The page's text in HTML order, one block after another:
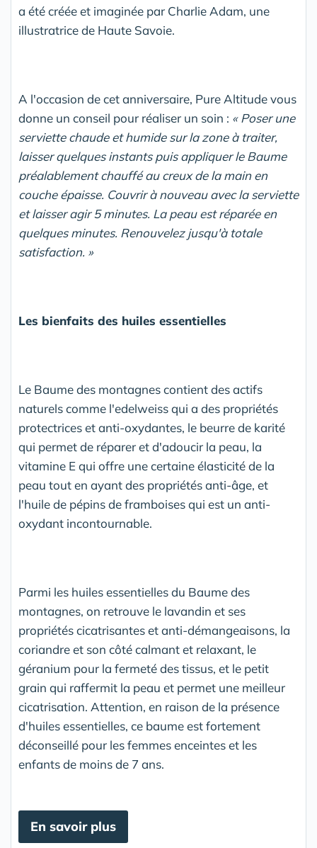
a été créée et imaginée par Charlie Adam, une
illustratrice de Haute Savoie.
A l'occasion de cet anniversaire, Pure Altitude vous
donne un conseil pour réaliser un soin : « Poser une
serviette chaude et humide sur la zone à traiter,
laisser quelques instants puis appliquer le Baume
préalablement chauffé au creux de la main en
couche épaisse. Couvrir à nouveau avec la serviette
et laisser agir 5 minutes. La peau est réparée en
quelques minutes. Renouvelez jusqu'à totale
satisfaction. »
Les bienfaits des huiles essentielles
Le Baume des montagnes contient des actifs
naturels comme l'edelweiss qui a des propriétés
protectrices et anti-oxydantes, le beurre de karité
qui permet de réparer et d'adoucir la peau, la
vitamine E qui offre une certaine élasticité de la
peau tout en ayant des propriétés anti-âge, et
l'huile de pépins de framboises qui est un anti-
oxydant incontournable.
Parmi les huiles essentielles du Baume des
montagnes, on retrouve le lavandin et ses
propriétés cicatrisantes et anti-démangeaisons, la
coriandre et son côté calmant et relaxant, le
géranium pour la fermeté des tissus, et le petit
grain qui raffermit la peau et permet une meilleur
cicatrisation. Attention, en raison de la présence
d'huiles essentielles, ce baume est fortement
déconseillé pour les femmes enceintes et les
enfants de moins de 7 ans.
En savoir plus